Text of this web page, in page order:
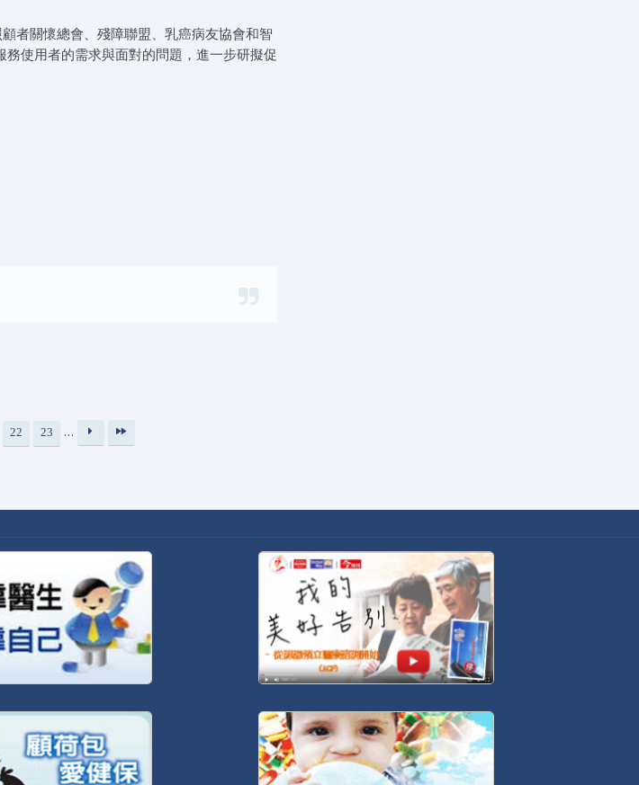
者關懷總會、殘障聯盟、乳癌病友協會和智
使用者的需求與面對的問題，進一步研擬促
22 23 …